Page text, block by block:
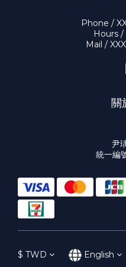
Phone /
Hours /
Mail /
關
尹
統一編
$ TWD English